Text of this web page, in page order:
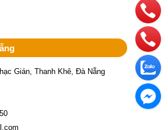
Gián, Thanh Khê, Đà Nẵng